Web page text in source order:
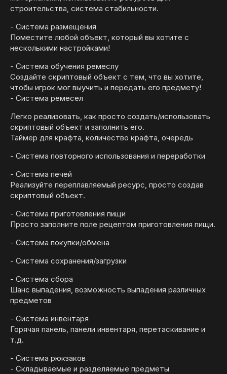
строительства, система стабильности.
- Система размещения
Поместите любой объект, который вы хотите с
несколькими настройками!
- Система обучения ремеслу
Создайте скриптовый объект с тем, что вы хотите,
чтобы игрок мог выучить и передать его предмету!
- Система ремесел
Легко реализовать, как просто создать/использовать
скриптовый объект и заполнить его.
Таймер для крафта, количество крафта, очередь
- Система повторного использования и переработки
- Система печей
Реализуйте переплавляемый ресурс, просто создав
скриптовый объект.
- Система приготовления пищи
Просто заполните поле рецептом приготовления пищи.
- Система покупки/обмена
- Система сохранения/загрузки
- Система сбора
Шанс выпадения, возможность выпадения различных
предметов
- Система инвентаря
Горячая панель, панели инвентаря, перетаскивание и
т.д.
- Система рюкзаков
- Складываемые и разделяемые предметы